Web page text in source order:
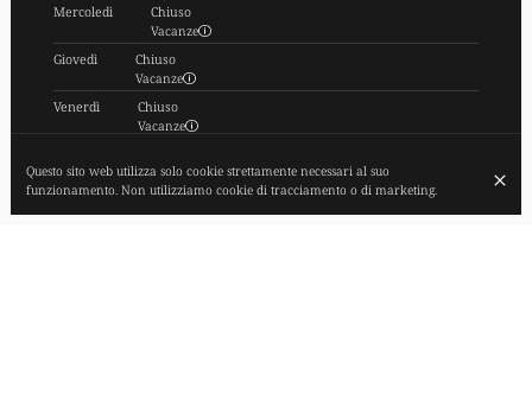
Mercoledì Chiuso
Vacanze
Giovedì Chiuso
Vacanze
Venerdì Chiuso
Vacanze
Vacanze
Questo sito web utilizza solo cookie strettamente necessari al suo
funzionamento. Non utilizziamo cookie di tracciamento o di marketing.